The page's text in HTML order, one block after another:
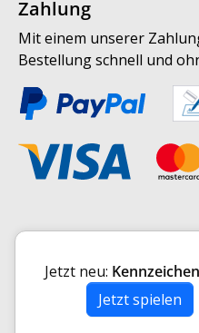
Zahlung
Mit einem unserer
Bestellung schnell und
Versand AGB
Widerrufsrecht
Jetzt neu:
Jetzt spielen